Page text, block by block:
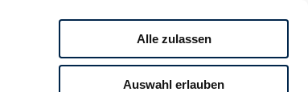
Alle zulassen
Auswahl erlauben
SUCHE
NACHHALTIGKEITKONTAKT